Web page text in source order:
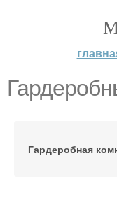
Гардеробная